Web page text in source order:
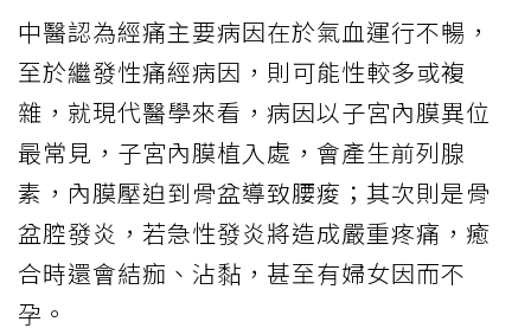
中醫認為經痛主要病因在於氣血運行不暢，
至於繼發性痛經病因，則可能性較多或複
雜，就現代醫學來看，病因以子宮內膜異位
最常見，子宮內膜植入處，會產生前列腺
素，內膜壓迫到骨盆導致腰痠；其次則是骨
盆腔發炎，若急性發炎將造成嚴重疼痛，癒
合時還會結痂、沾黏，甚至有婦女因而不
孕。